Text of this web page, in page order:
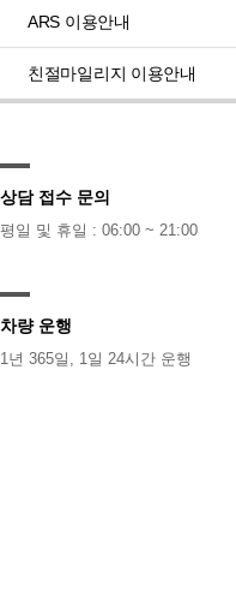
ARS 이용안내
친절마일리지 이용안내
상담 접수 문의
평일 및 휴일 : 06:00 ~ 21:00
차량 운행
1년 365일, 1일 24시간 운행